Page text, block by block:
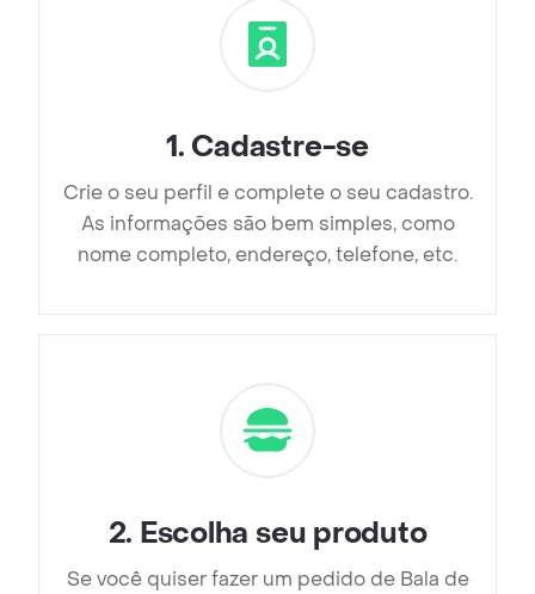
1. Cadastre-se
Crie o seu perfil e complete o seu cadastro.
As informações são bem simples, como
nome completo, endereço, telefone, etc.
2. Escolha seu produto
Se você quiser fazer um pedido de Bala de